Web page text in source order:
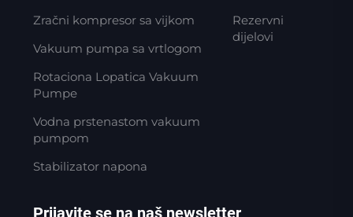
Zračni kompresor sa vijkom
Vakuum pumpa sa vrtlogom
Rotaciona Lopatica Vakuum
Pumpe
Vodna prstenastom vakuum
pumpom
Stabilizator napona
Rezervni
dijelovi
Prijavite se na naš newsletter